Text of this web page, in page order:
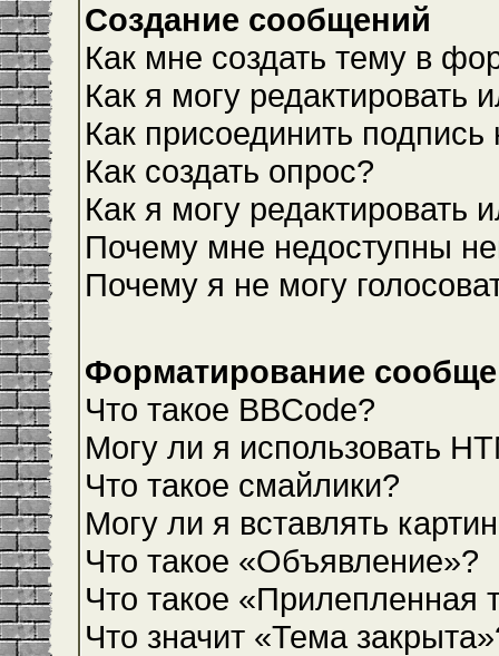
Создание сообщений
Как мне создать тему в
Как я могу редактировать
Как присоединить
Как создать опрос?
Как я могу редактировать
Почему мне недоступны
Почему я не могу
Форматирование
Что такое BBCode?
Могу ли я использовать
Что такое смайлики?
Могу ли я вставлять
Что такое «Объявление»?
Что такое «Прилепленная
Что значит «Тема